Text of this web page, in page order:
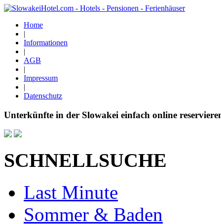
Home
|
Informationen
|
AGB
|
Impressum
|
Datenschutz
Unterkünfte in der Slowakei einfach online
SCHNELLSUCHE
Last Minute
Sommer & Baden